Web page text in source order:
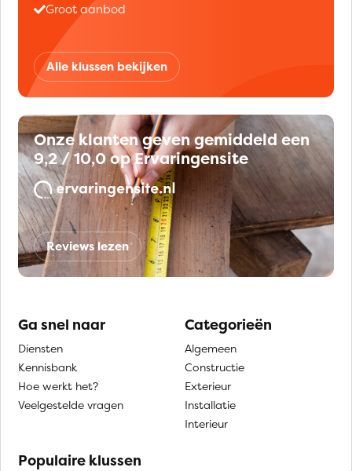
Groot aanbod
Alle klussen bekijken
Onze klanten geven gemiddeld een
9,2 / 10,0 op Ervaringensite
Reviews lezen
Ga snel naar
Diensten
Kennisbank
Hoe werkt het?
Veelgestelde vragen
Categorieën
Algemeen
Constructie
Exterieur
Installatie
Interieur
Populaire klussen